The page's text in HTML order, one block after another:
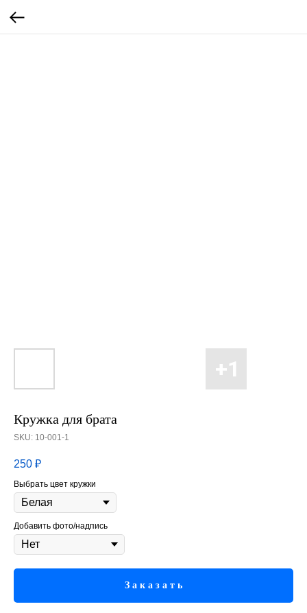
Кружка для брата
SKU: 10-001-1
250 ₽
Выбрать цвет кружки
Добавить фото/надпись
З а к а з а т ь